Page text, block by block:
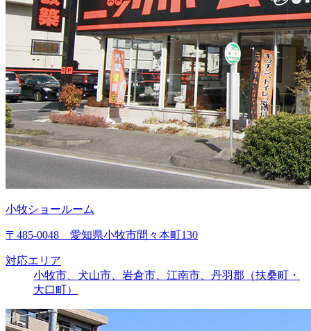
小牧ショールーム
〒485-0048 愛知県小牧市間々本町130
対応エリア
小牧市、犬山市、岩倉市、江南市、丹羽郡（扶桑町・
大口町）